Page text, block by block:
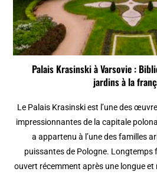
Palais Krasinski à Varsovie :
jardins à la
Le Palais Krasinski est l’une des
impressionnantes de la capitale
a appartenu à l’une des familles
puissantes de Pologne. Longtemps
ouvert récemment après une longue